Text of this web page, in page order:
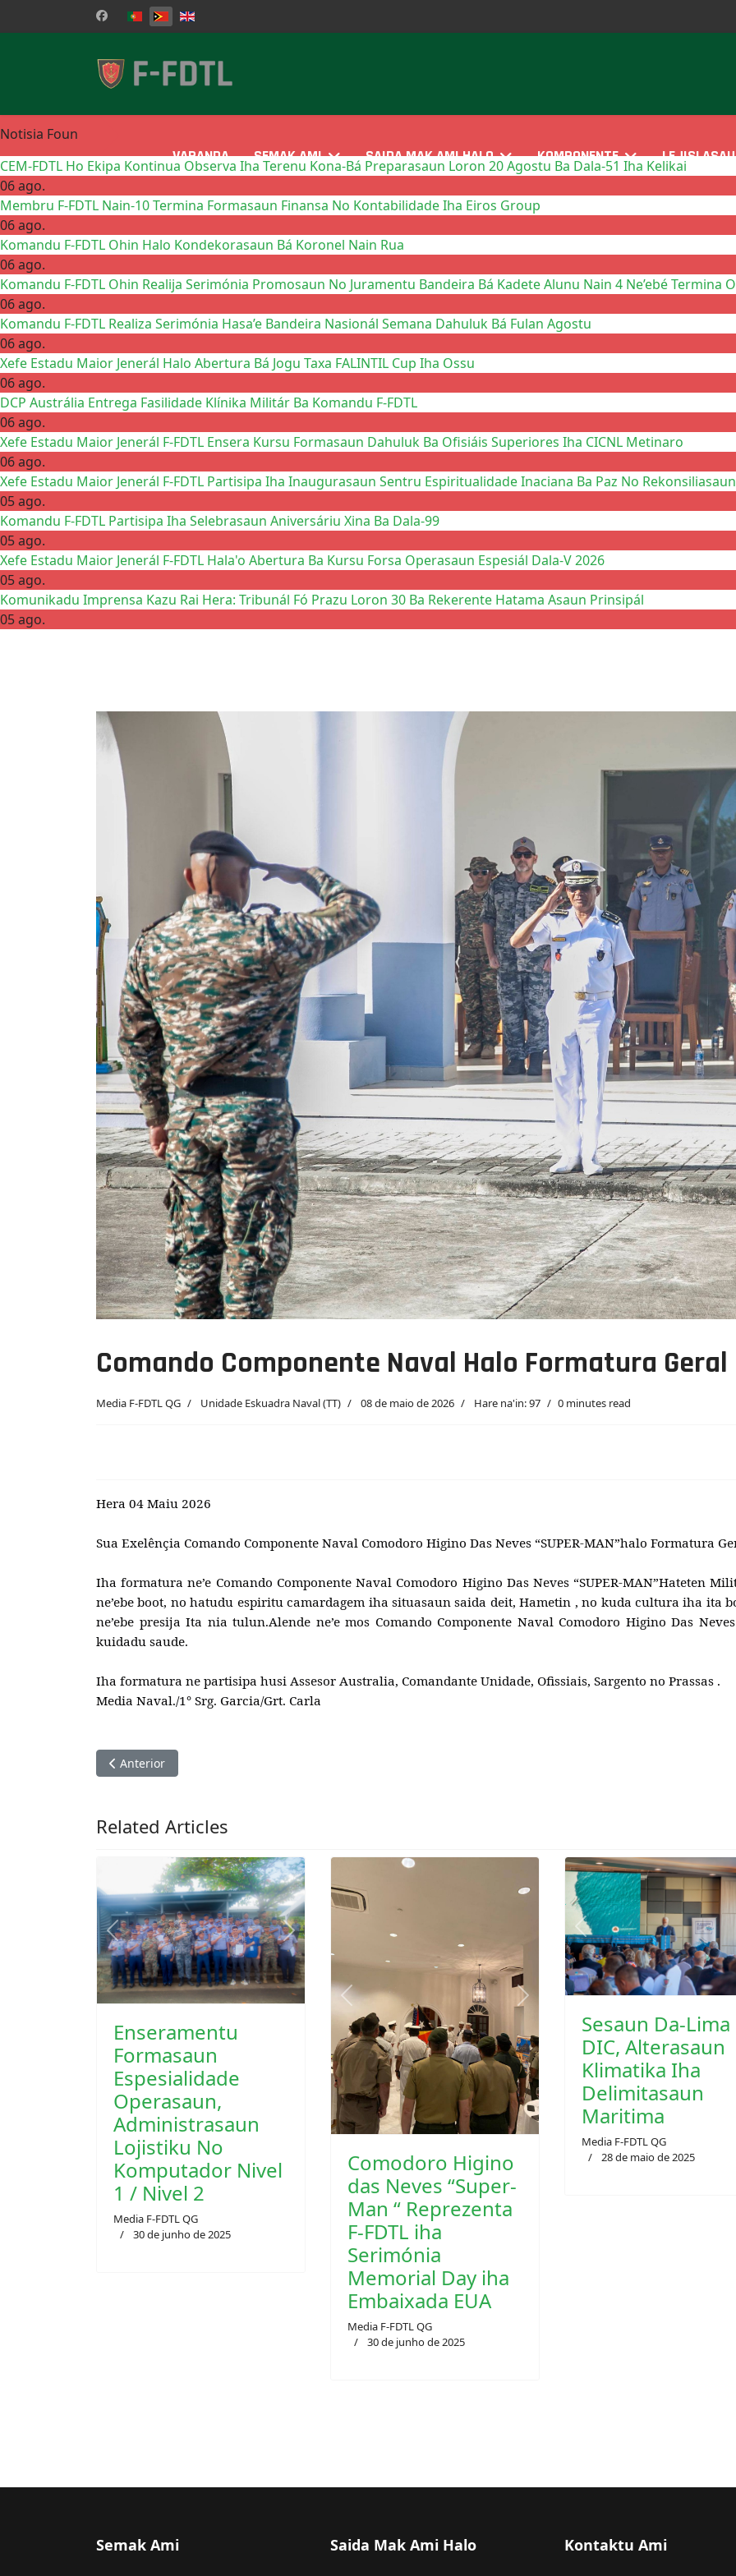
Selecione o seu idioma
VARANDA SEMAK AMI SAIDA MAK AMI HALO KOMPONENTE
Notisia Foun
CEM-FDTL Ho Ekipa Kontinua Observa Iha Terenu Kona-Bá Preparasaun Loron 20 Agostu Ba Dala-51 Iha Kelikai
06 ago.
Membru F-FDTL Nain-10 Termina Formasaun Finansa No Kontabilidade Iha Eiros Group
06 ago.
Komandu F-FDTL Ohin Halo Kondekorasaun Bá Koronel Nain Rua
06 ago.
Komandu F-FDTL Ohin Realija Serimónia Promosaun No Juramentu Bandeira Bá Kadete Alunu Nain 4 Ne’ebé
06 ago.
Komandu F-FDTL Realiza Serimónia Hasa’e Bandeira Nasionál Semana Dahuluk Bá Fulan Agostu
06 ago.
Xefe Estadu Maior Jenerál Halo Abertura Bá Jogu Taxa FALINTIL Cup Iha Ossu
06 ago.
DCP Austrália Entrega Fasilidade Klínika Militár Ba Komandu F-FDTL
06 ago.
Xefe Estadu Maior Jenerál F-FDTL Ensera Kursu Formasaun Dahuluk Ba Ofisiáis Superiores Iha CICNL Metinaro
06 ago.
Xefe Estadu Maior Jenerál F-FDTL Partisipa Iha Inaugurasaun Sentru Espiritualidade Inaciana Ba Paz No Rekonsiliasaun
05 ago.
Komandu F-FDTL Partisipa Iha Selebrasaun Aniversáriu Xina Ba Dala-99
05 ago.
Xefe Estadu Maior Jenerál F-FDTL Hala'o Abertura Ba Kursu Forsa Operasaun Espesiál Dala-V 2026
05 ago.
Komunikadu Imprensa Kazu Rai Hera: Tribunál Fó Prazu Loron 30 Ba Rekerente Hatama Asaun Prinsipál
05 ago.
Previous
Comando Componente Naval Halo Formatura Geral
Media F-FDTL QG Unidade Eskuadra Naval (TT) 08 de maio de 2026 Hare na'in: 97 0 minutes read
Hera 04 Maiu 2026
Sua Exelênçia Comando Componente Naval Comodoro Higino Das Neves “SUPER-MAN”halo Formatura
Iha formatura ne’e Comando Componente Naval Comodoro Higino Das Neves “SUPER-MAN”Hateten
ne’ebe boot, no hatudu espiritu camardagem iha situasaun saida deit, Hametin , no kuda cultura iha
ne’ebe presija Ita nia tulun.Alende ne’e mos Comando Componente Naval Comodoro Higino Das
kuidadu saude.
Iha formatura ne partisipa husi Assesor Australia, Comandante Unidade, Ofissiais, Sargento no Prassas .
Media Naval./1° Srg. Garcia/Grt. Carla
Artigo anterior: Reprezentante Comando Componente Naval Hato'o Mensájen Ba Membro Militar Nebe Maka Ba
Anterior
Related Articles
Previous Next
Enseramentu
Formasaun
Espesialidade
Operasaun,
Administrasaun
Lojistiku No
Komputador Nivel
1 / Nivel 2
Media F-FDTL QG
Previous Next
Comodoro Higino
das Neves “Super-
Man “ Reprezenta
F-FDTL iha
Serimónia
Memorial Day iha
Embaixada EUA
Media F-FDTL QG
30 de junho de 2025
Previous
Sesaun Da-Lima
DIC, Alterasaun
Klimatika Iha
Delimitasaun
Maritima
Media F-FDTL QG
28 de maio de 2025
Semak Ami Saida Mak Ami Halo Kontaktu Ami